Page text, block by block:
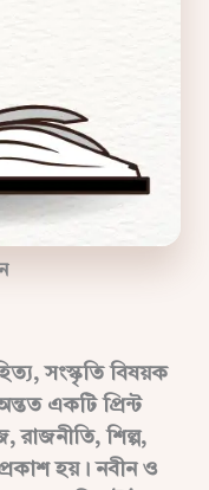
সংস্কৃতি বিষয়ক
একটি প্রিন্ট
রাজনীতি, শিল্প,
প্রকাশ হয়। নবীন ও